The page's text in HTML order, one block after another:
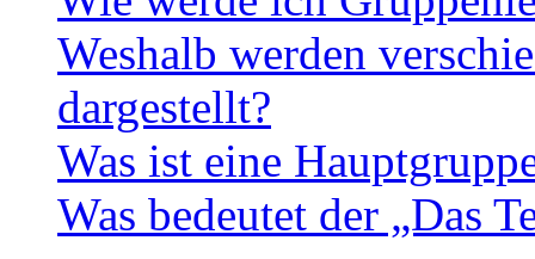
Weshalb werden
dargestellt?
Was ist eine
Was bedeutet der „Das